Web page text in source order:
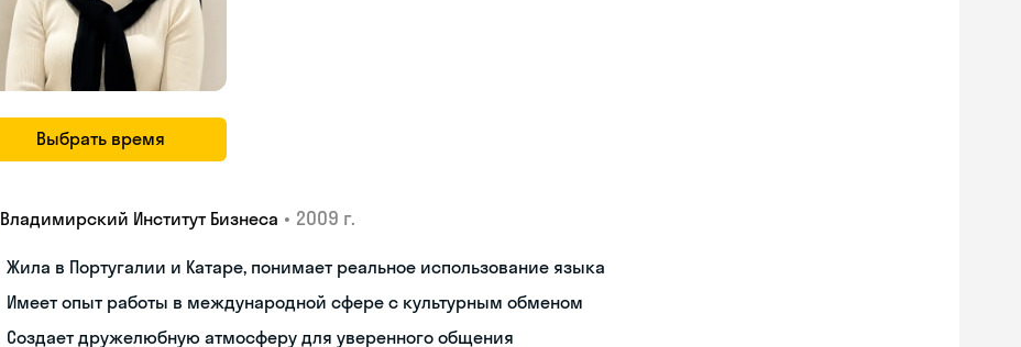
Выбрать время
Владимирский Институт Бизнеса • 2009 г.
Жила в Португалии и Катаре, понимает реальное использование языка
Имеет опыт работы в международной сфере с культурным обменом
Создает дружелюбную атмосферу для уверенного общения